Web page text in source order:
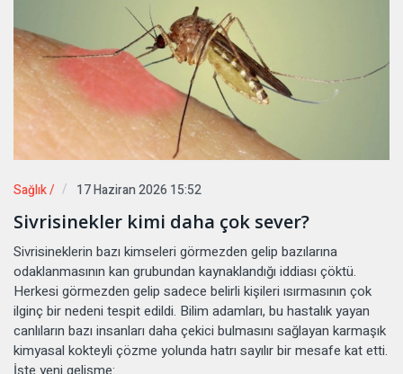
Sağlık / 17 Haziran 2026 15:52
Sivrisinekler kimi daha çok sever?
Sivrisineklerin bazı kimseleri görmezden gelip bazılarına
odaklanmasının kan grubundan kaynaklandığı iddiası çöktü.
Herkesi görmezden gelip sadece belirli kişileri ısırmasının çok
ilginç bir nedeni tespit edildi. Bilim adamları, bu hastalık yayan
canlıların bazı insanları daha çekici bulmasını sağlayan karmaşık
kimyasal kokteyli çözme yolunda hatrı sayılır bir mesafe kat etti.
İşte yeni gelişme: